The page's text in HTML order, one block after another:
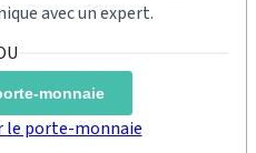
avec un expert.
monnaie
le porte-monnaie